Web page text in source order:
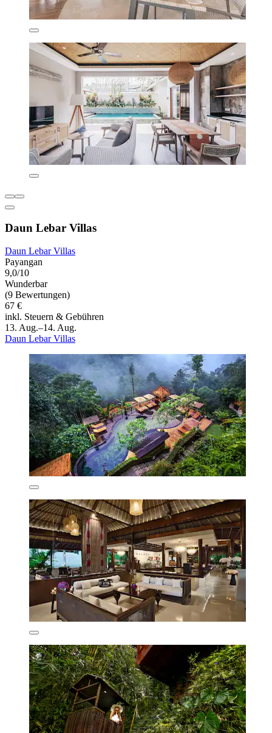
Daun Lebar Villas
Daun Lebar Villas
Payangan
9,0/10
Wunderbar
(9 Bewertungen)
67 €
inkl. Steuern & Gebühren
13. Aug.–14. Aug.
Daun Lebar Villas